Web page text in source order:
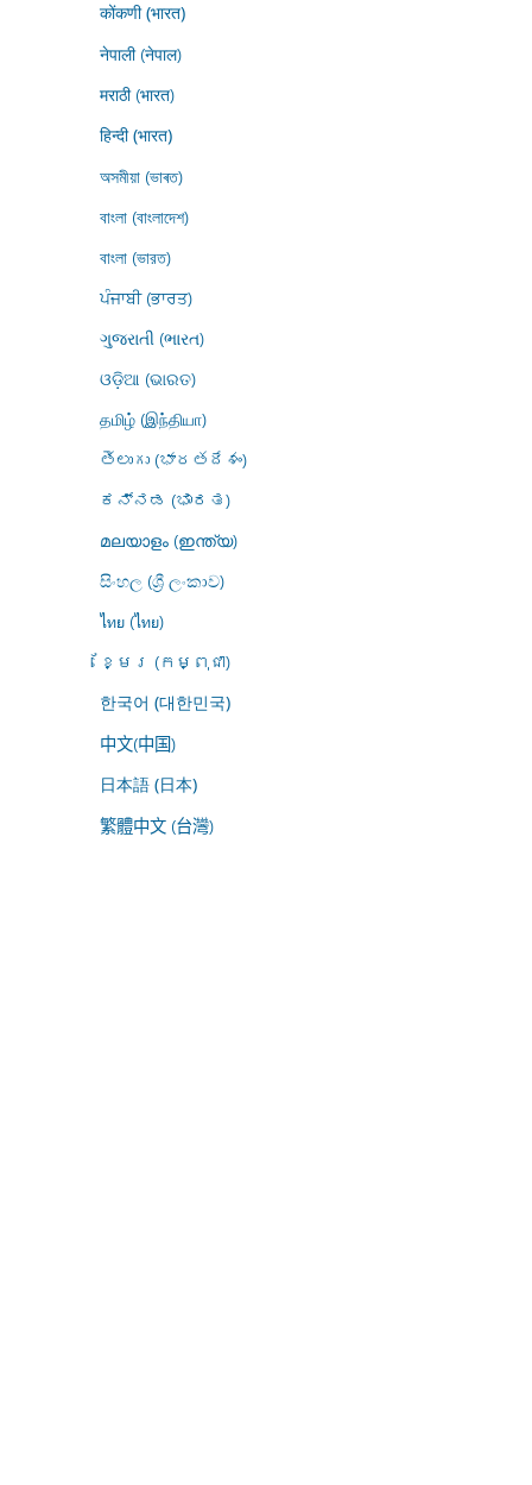
कोंकणी (भारत)
नेपाली (नेपाल)
मराठी (भारत)
हिन्दी (भारत)
অসমীয়া (ভাৰত)
বাংলা (বাংলাদেশ)
বাংলা (ভারত)
ਪੰਜਾਬੀ (ਭਾਰਤ)
ગુજરાતી (ભારત)
ଓଡ଼ିଆ (ଭାରତ)
தமிழ் (இந்தியா)
తెలుగు (భారతదేశం)
ಕನ್ನಡ (ಭಾರತ)
മലയാളം (ഇന്ത്യ)
සිංහල (ශ්‍රී ලංකාව)
ไทย (ไทย)
ខ្មែរ (កម្ពុជា)
한국어 (대한민국)
中文(中国)
日本語 (日本)
繁體中文 (台灣)